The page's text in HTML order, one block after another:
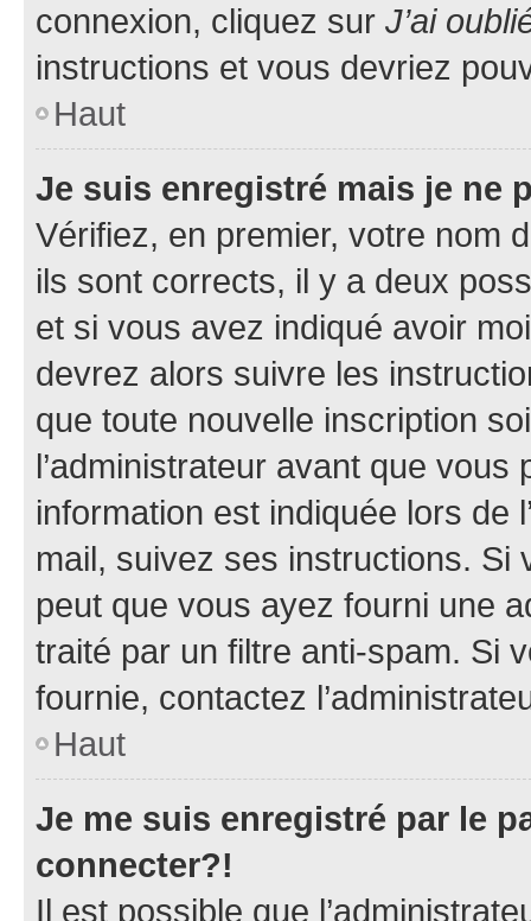
connexion, cliquez sur J’ai
instructions et vous devriez
Haut
Je suis enregistré mais je ne
Vérifiez, en premier, votre nom
ils sont corrects, il y a deux
et si vous avez indiqué avoir
devrez alors suivre les
que toute nouvelle inscription
l’administrateur avant que
information est indiquée lors de
mail, suivez ses instructions. Si
peut que vous ayez fourni une
traité par un filtre anti-spam. Si
fournie, contactez
Haut
Je me suis enregistré par le
connecter?!
Il est possible que